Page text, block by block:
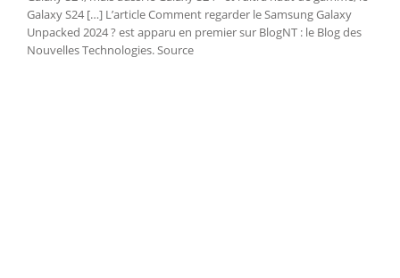
Galaxy S24 […] L’article Comment regarder le Samsung Galaxy
Unpacked 2024 ? est apparu en premier sur BlogNT : le Blog des
Nouvelles Technologies. Source